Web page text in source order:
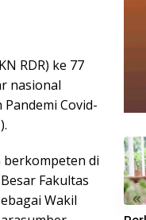
RDR) ke 77
nasional
Covid-
di
Fakultas
Wakil
«